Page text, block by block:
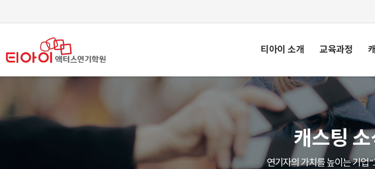
티아이 소개 교육과정
캐스팅
연기자의 가치를 높이는 기업